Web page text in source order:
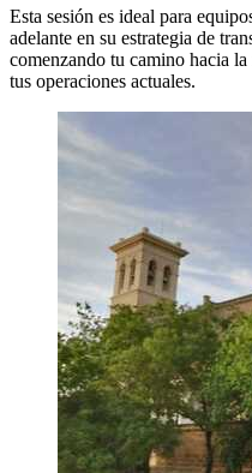
Esta sesión es ideal para
adelante en su estrategia de
comenzando tu camino hacia
tus operaciones actuales.